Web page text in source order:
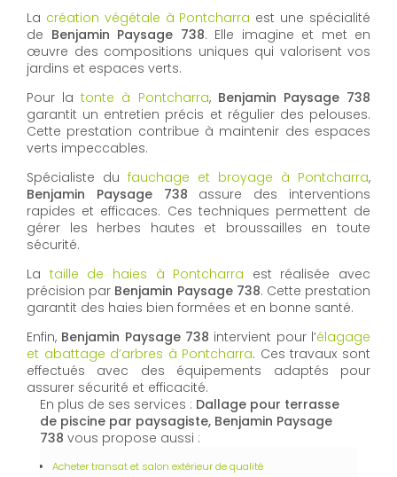
La création végétale à Pontcharra est une spécialité
de Benjamin Paysage 738. Elle imagine et met en
œuvre des compositions uniques qui valorisent vos
jardins et espaces verts.
Pour latonte à Pontcharra, Benjamin Paysage 738
garantit un entretien précis et régulier des pelouses.
Cette prestation contribue à maintenir des espaces
verts impeccables.
Spécialiste du fauchage et broyage à Pontcharra,
Benjamin Paysage 738 assure des interventions
rapides et efficaces. Ces techniques permettent de
gérer les herbes hautes et broussailles en toute
sécurité.
La taille de haies à Pontcharra est réalisée avec
précision par Benjamin Paysage 738. Cette prestation
garantit des haies bien formées et en bonne santé.
Enfin, Benjamin Paysage 738 intervient pour l’élagage
et abattage d’arbres à Pontcharra. Ces travaux sont
effectués avec des équipements adaptés pour
assurer sécurité et efficacité.
En plus de ses services : Dallage pour terrasse
de piscine par paysagiste, Benjamin Paysage
738 vous propose aussi :
Acheter transat et salon extérieur de qualité